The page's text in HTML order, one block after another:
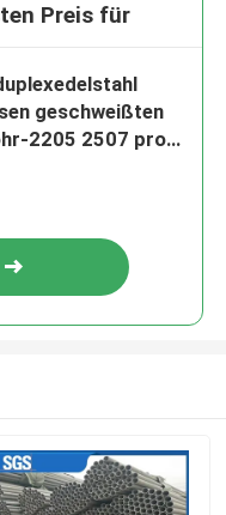
Preis für
geschweißten
2205 2507 pro